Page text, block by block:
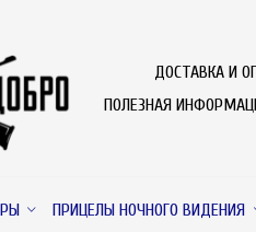
ДОСТАВКА И
ПОЛЕЗНАЯ
ПРИЦЕЛЫ НОЧНОГО ВИДЕНИЯ